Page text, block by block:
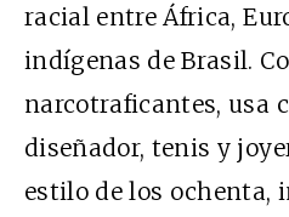
racial entre África,
indígenas de Brasil.
narcotraficantes, usa
diseñador, tenis y
estilo de los ochenta,